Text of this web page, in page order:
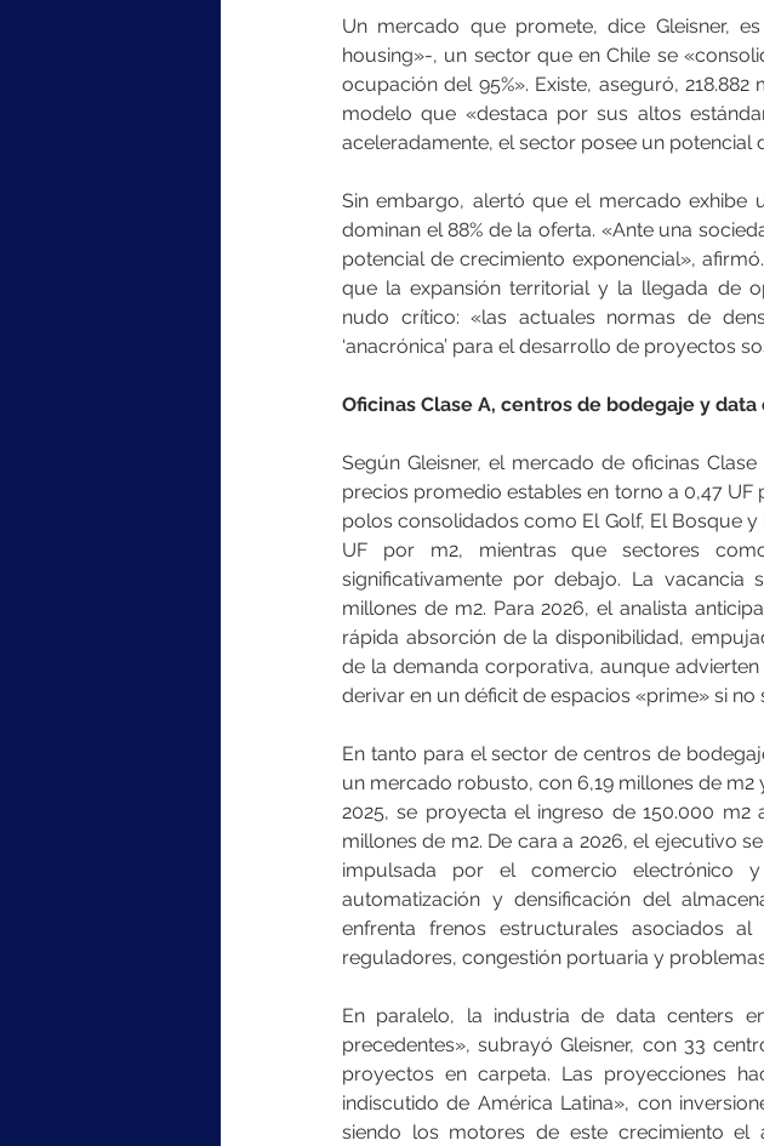
Un mercado que promete, dice Gleisner,
housing»-, un sector que en Chile se
ocupación del 95%». Existe, aseguró,
modelo que «destaca por sus altos
aceleradamente, el sector posee un potencial
Sin embargo, alertó que el mercado exhibe
dominan el 88% de la oferta. «Ante una
potencial de crecimiento exponencial»,
que la expansión territorial y la llegada de
nudo crítico: «las actuales normas de
‘anacrónica’ para el desarrollo de proyectos
Oficinas Clase A, centros de bodegaje y
Según Gleisner, el mercado de oficinas
precios promedio estables en torno a 0,47
polos consolidados como El Golf, El Bosque
UF por m2, mientras que sectores
significativamente por debajo. La
millones de m2. Para 2026, el analista
rápida absorción de la disponibilidad,
de la demanda corporativa, aunque
derivar en un déficit de espacios «prime» si
En tanto para el sector de centros de
un mercado robusto, con 6,19 millones de m2
2025, se proyecta el ingreso de 150.000
millones de m2. De cara a 2026, el ejecutivo
impulsada por el comercio electrónico
automatización y densificación del
enfrenta frenos estructurales asociados
reguladores, congestión portuaria y
En paralelo, la industria de data centers
precedentes», subrayó Gleisner, con 33
proyectos en carpeta. Las proyecciones
indiscutido de América Latina», con
siendo los motores de este crecimiento el